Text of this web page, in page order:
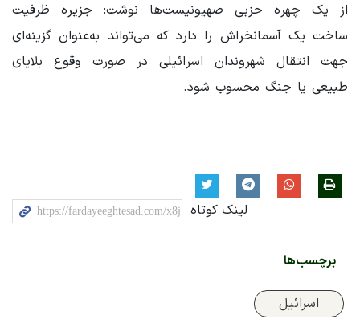
از یک چهره حزبی صهیونیست‌ها نوشت: جزیره ظرفیت
ساخت یک آسمانخراش را دارد که می‌تواند به‌عنوان گزینه‌ای
جهت انتقال شهروندان اسرائیلی در صورت وقوع بلایای
طبیعی یا جنگ محسوب شود.
لینک کوتاه
برچسب‌ها
اسرائیل